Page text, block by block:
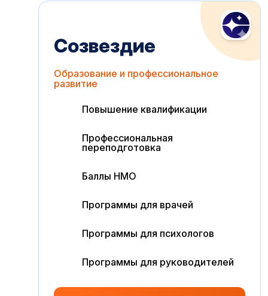
Созвездие
Образование и профессиональное
развитие
Повышение квалификации
Профессиональная
переподготовка
Баллы НМО
Программы для врачей
Программы для психологов
Программы для руководителей